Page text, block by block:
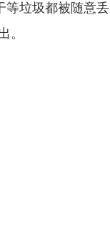
垃圾都被随意丢
。